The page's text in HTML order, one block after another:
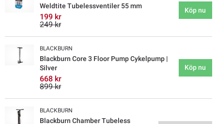
Weldtite Tubelessventiler 55 mm
199 kr
249 kr
Köp nu
BLACKBURN
Blackburn Core 3 Floor Pump Cykelpump |
Silver
668 kr
899 kr
Köp nu
BLACKBURN
Blackburn Chamber Tubeless